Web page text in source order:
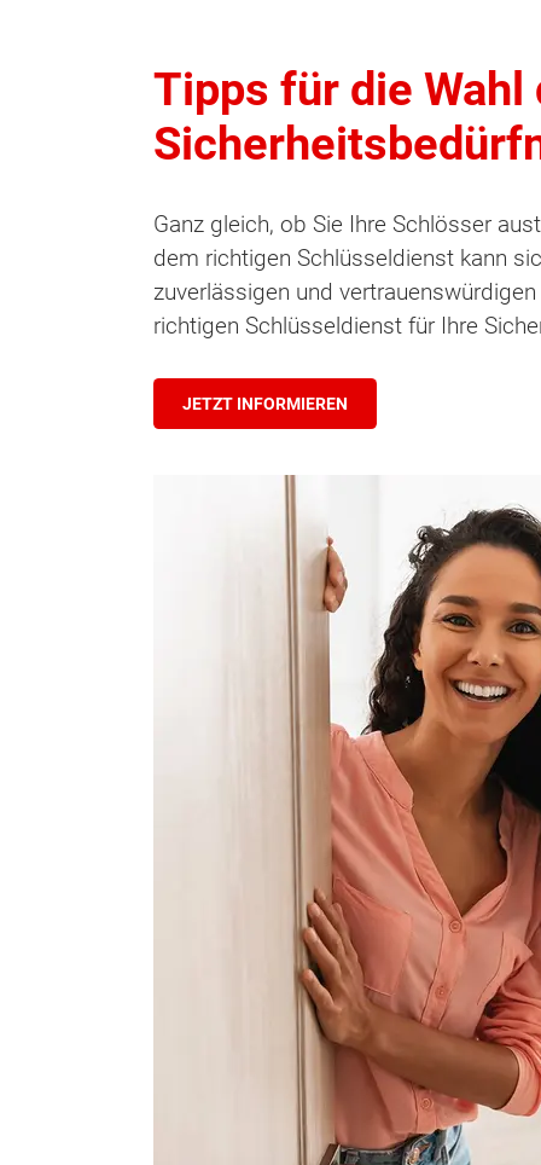
Tipps für die
Ganz gleich, ob Sie Ihre Schlösser
dem richtigen Schlüsseldienst kann
zuverlässigen und
richtigen Schlüsseldienst für Ihre
JETZT INFORMIEREN